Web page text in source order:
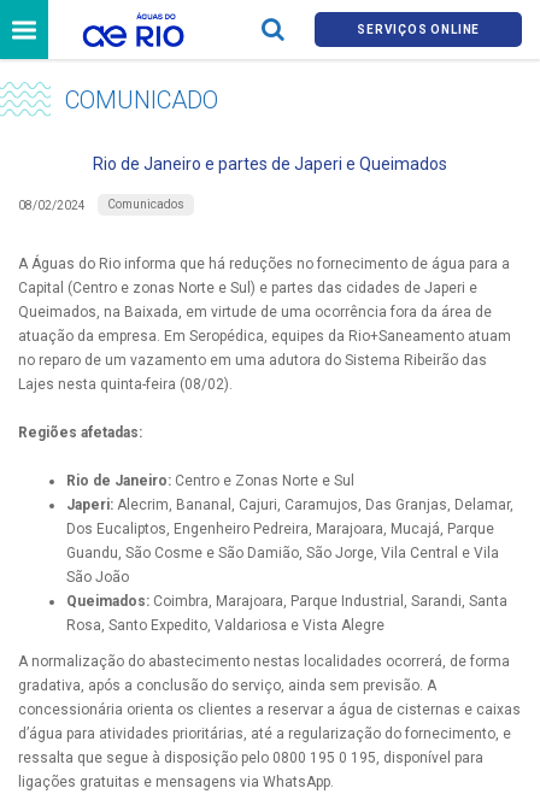
SERVIÇOS ONLINE
COMUNICADO
Rio de Janeiro e partes de Japeri e Queimados
08/02/2024 Comunicados
A Águas do Rio informa que há reduções no fornecimento de água para a
Capital (Centro e zonas Norte e Sul) e partes das cidades de Japeri e
Queimados, na Baixada, em virtude de uma ocorrência fora da área de
atuação da empresa. Em Seropédica, equipes da Rio+Saneamento atuam
no reparo de um vazamento em uma adutora do Sistema Ribeirão das
Lajes nesta quinta-feira (08/02).
Regiões afetadas:
Rio de Janeiro: Centro e Zonas Norte e Sul
Japeri: Alecrim, Bananal, Cajuri, Caramujos, Das Granjas, Delamar,
Dos Eucaliptos, Engenheiro Pedreira, Marajoara, Mucajá, Parque
Guandu, São Cosme e São Damião, São Jorge, Vila Central e Vila
São João
Queimados: Coimbra, Marajoara, Parque Industrial, Sarandi, Santa
Rosa, Santo Expedito, Valdariosa e Vista Alegre
A normalização do abastecimento nestas localidades ocorrerá, de forma
gradativa, após a conclusão do serviço, ainda sem previsão. A
concessionária orienta os clientes a reservar a água de cisternas e caixas
d’água para atividades prioritárias, até a regularização do fornecimento, e
ressalta que segue à disposição pelo 0800 195 0 195, disponível para
ligações gratuitas e mensagens via WhatsApp.